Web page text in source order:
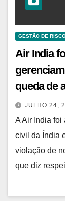
GESTÃO DE
Air India
queda de
JULHO 24,
A Air India
civil da Índia
violação de
que diz